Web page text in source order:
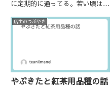
に定期的に通ってる。若い頃は
んて通えるか（怒）」とか言って
たけど、ここ数年は大人しく３ヶ
店主のつぶやき
やぶきたと紅茶用品種の話